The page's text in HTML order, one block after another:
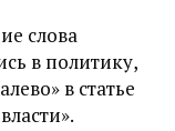
слова
в политику,
в статье